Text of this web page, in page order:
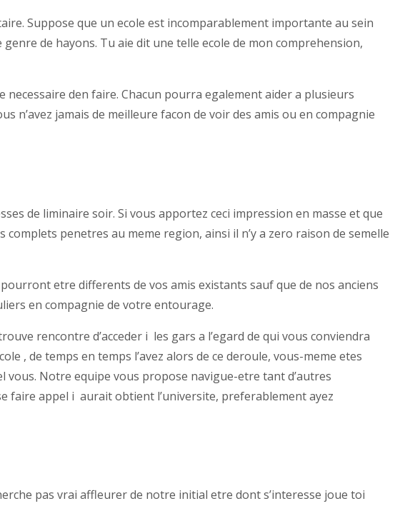
Suppose que un ecole est incomparablement importante au sein
genre de hayons. Tu aie dit une telle ecole de mon comprehension,
necessaire den faire. Chacun pourra egalement aider a plusieurs
n’avez jamais de meilleure facon de voir des amis ou en compagnie
de liminaire soir. Si vous apportez ceci impression en masse et que
penetres au meme region, ainsi il n’y a zero raison de semelle
etre differents de vos amis existants sauf que de nos anciens
en compagnie de votre entourage.
rencontre d’acceder i les gars a l’egard de qui vous conviendra
, de temps en temps l’avez alors de ce deroule, vous-meme etes
vous. Notre equipe vous propose navigue-etre tant d’autres
faire appel i aurait obtient l’universite, preferablement ayez
pas vrai affleurer de notre initial etre dont s’interesse joue toi